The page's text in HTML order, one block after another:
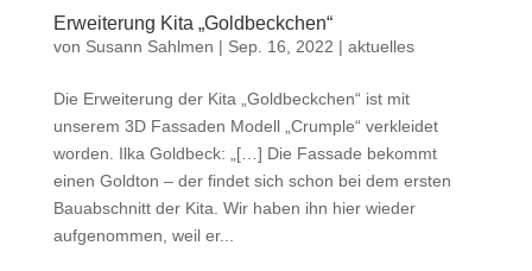
Erweiterung Kita „Goldbeckchen“
von Susann Sahlmen | Sep. 16, 2022 | aktuelles
Die Erweiterung der Kita „Goldbeckchen“ ist mit
unserem 3D Fassaden Modell „Crumple“ verkleidet
worden. Ilka Goldbeck: „[…] Die Fassade bekommt
einen Goldton – der findet sich schon bei dem ersten
Bauabschnitt der Kita. Wir haben ihn hier wieder
aufgenommen, weil er...